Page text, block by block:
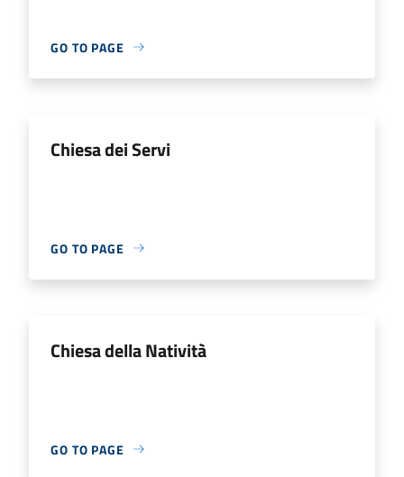
GO TO PAGE
Chiesa dei Servi
GO TO PAGE
Chiesa della Natività
GO TO PAGE